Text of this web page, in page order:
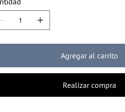
Agregar al carrito
Realizar compra